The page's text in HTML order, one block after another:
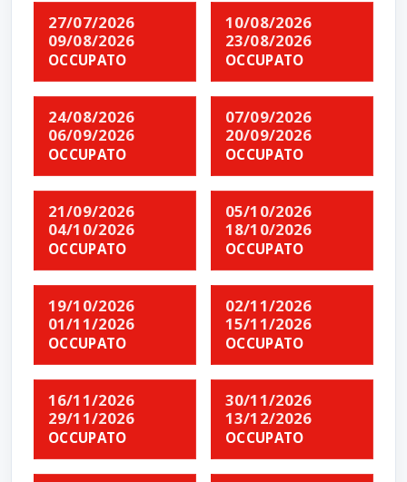
27/07/2026
09/08/2026
OCCUPATO
10/08/2026
23/08/2026
OCCUPATO
24/08/2026
06/09/2026
OCCUPATO
07/09/2026
20/09/2026
OCCUPATO
21/09/2026
04/10/2026
OCCUPATO
05/10/2026
18/10/2026
OCCUPATO
19/10/2026
01/11/2026
OCCUPATO
02/11/2026
15/11/2026
OCCUPATO
16/11/2026
29/11/2026
OCCUPATO
30/11/2026
13/12/2026
OCCUPATO